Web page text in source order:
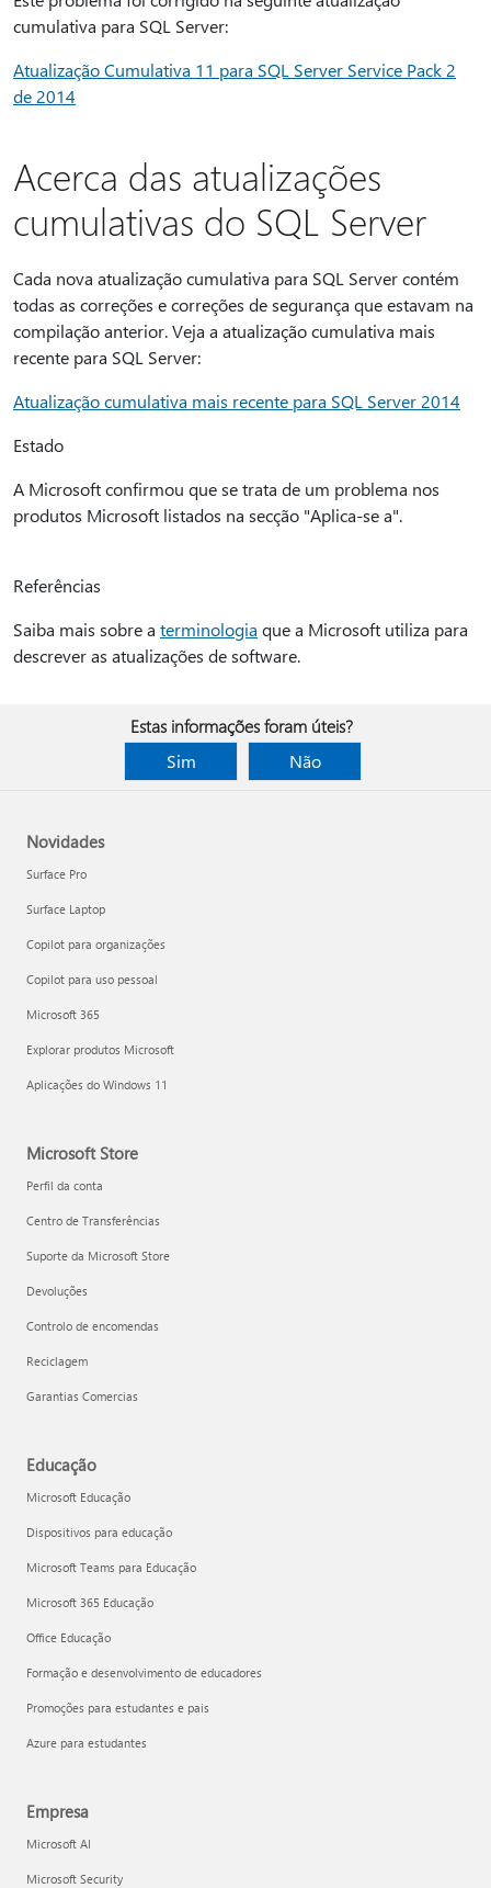
cumulativa para SQL Server:
Atualização Cumulativa 11 para SQL Server Service Pack 2
de 2014
Acerca das atualizações
cumulativas do SQL Server
Cada nova atualização cumulativa para SQL Server contém
todas as correções e correções de segurança que estavam na
compilação anterior. Veja a atualização cumulativa mais
recente para SQL Server:
Atualização cumulativa mais recente para SQL Server 2014
Estado
A Microsoft confirmou que se trata de um problema nos
produtos Microsoft listados na secção "Aplica-se a".
Referências
Saiba mais sobre a terminologia que a Microsoft utiliza para
descrever as atualizações de software.
Estas informações foram úteis?
Sim
Não
Novidades
Surface Pro
Surface Laptop
Copilot para organizações
Copilot para uso pessoal
Microsoft 365
Explorar produtos Microsoft
Aplicações do Windows 11
Microsoft Store
Perfil da conta
Centro de Transferências
Suporte da Microsoft Store
Devoluções
Controlo de encomendas
Reciclagem
Garantias Comercias
Educação
Microsoft Educação
Dispositivos para educação
Microsoft Teams para Educação
Microsoft 365 Educação
Office Educação
Formação e desenvolvimento de educadores
Promoções para estudantes e pais
Azure para estudantes
Empresa
Microsoft AI
Microsoft Security